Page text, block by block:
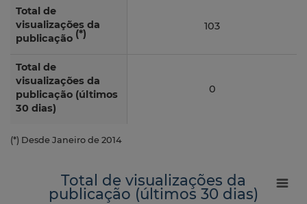
Total de
visualizações da
publicação (*)
103
Total de
visualizações da
publicação (últimos
30 dias)
0
(*) Desde Janeiro de 2014
Total de visualizações da
publicação (últimos 30 dias)